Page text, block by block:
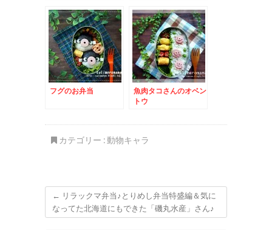
フグのお弁当
魚肉タコさんのオベン
トウ
カテゴリー :動物キャラ
← リラックマ弁当♪とりめし弁当特盛編＆気に
なってた北海道にもできた「磯丸水産」さん♪